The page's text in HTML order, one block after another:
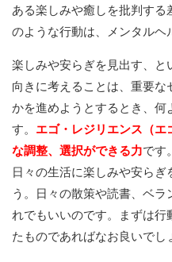
ある楽しみや癒しを批判する
のような行動は、メンタルヘ
楽しみや安らぎを見出す、
向きに考えることは、重要
かを進めようとするとき、
す。 エゴ・レジリエンス（
な調整、選択ができる力です
日々の生活に楽しみや安らぎ
う。日々の散策や読書、ベラ
れでもいいのです。まずは
たものであればなお良いでし